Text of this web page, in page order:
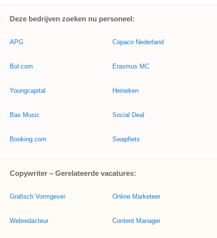
Deze bedrijven zoeken nu personeel:
APG
Bol.com
Youngcapital
Bax Music
Booking.com
Copaco Nederland
Erasmus MC
Heineken
Social Deal
Swapfiets
Copywriter – Gerelateerde vacatures:
Grafisch Vormgever
Webredacteur
Online Marketeer
Content Manager